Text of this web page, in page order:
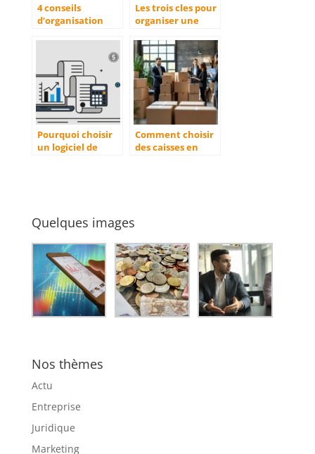
4 conseils
d’organisation
Les trois cles pour
organiser une
au sein de votre
entreprise
Pourquoi choisir
un logiciel de
Comment choisir
des caisses en
Quelques images
Nos thèmes
Actu
Entreprise
Juridique
Marketing